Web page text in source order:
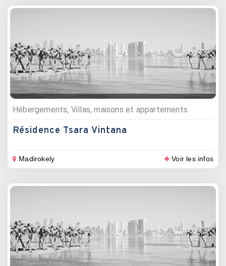
Hébergements, Villas, maisons et appartements
Résidence Tsara Vintana
Madirokely Voir les infos